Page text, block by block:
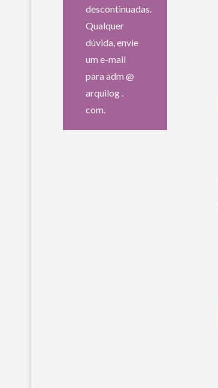
descontinuadas.
Qualquer
dúvida, envie
um e-mail
para adm @
arquilog .
com.